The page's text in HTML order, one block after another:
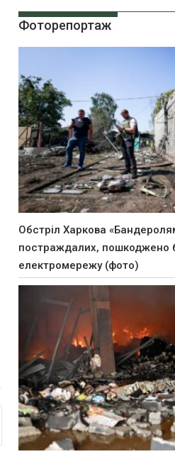
Фоторепортаж
Обстріл Харкова
постраждалих, пошкоджено
електромережу (фото)